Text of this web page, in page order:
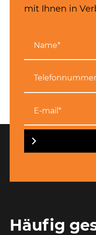
mit Ihnen in
Häufig